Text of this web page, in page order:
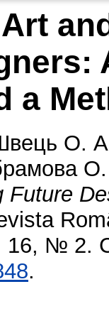
a
О.
Future
16, № 2.
.